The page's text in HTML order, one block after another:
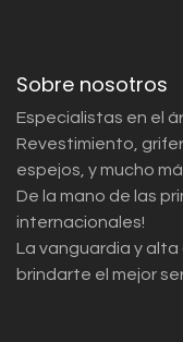
Sobre nosotros
Especialistas en el
Revestimiento,
espejos, y mucho
De la mano de las
internacionales!
La vanguardia y
brindarte el mejor